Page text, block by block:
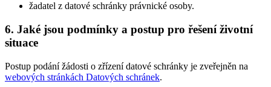
žadatel z datové schránky právnické osoby.
6. Jaké jsou podmínky a postup pro řešení životní
situace
Postup podání žádosti o zřízení datové schránky je zveřejněn na
webových stránkách Datových schránek.